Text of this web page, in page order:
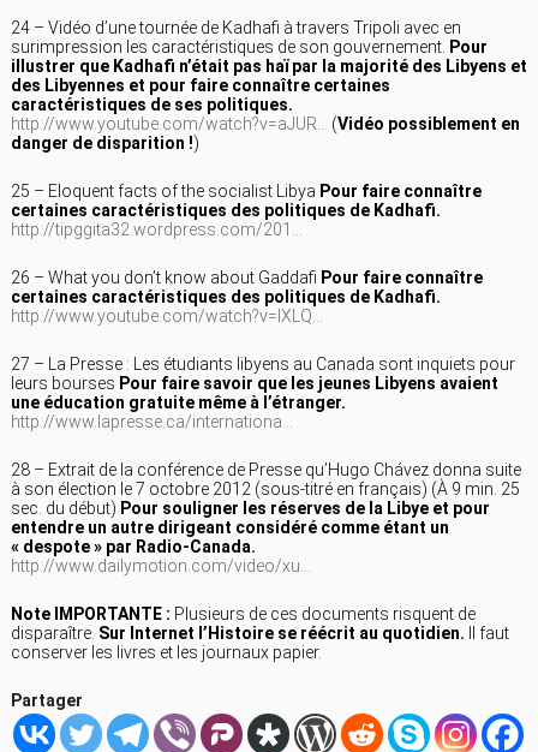
24 – Vidéo d’une tournée de Kadhafi à travers Tripoli avec en
surimpression les caractéristiques de son gouvernement. Pour
illustrer que Kadhafi n’était pas haï par la majorité des Libyens et
des Libyennes et pour faire connaître certaines
caractéristiques de ses politiques.
http://www.youtube.com/watch?v=aJUR…
(Vidéo possiblement en
danger de disparition !)
25 – Eloquent facts of the socialist Libya Pour faire connaître
certaines caractéristiques des politiques de Kadhafi.
http://tipggita32.wordpress.com/201…
26 – What you don’t know about Gaddafi Pour faire connaître
certaines caractéristiques des politiques de Kadhafi.
http://www.youtube.com/watch?v=lXLQ…
27 – La Presse : Les étudiants libyens au Canada sont inquiets pour
leurs bourses Pour faire savoir que les jeunes Libyens avaient
une éducation gratuite même à l’étranger.
http://www.lapresse.ca/internationa…
28 – Extrait de la conférence de Presse qu’Hugo Chávez donna suite
à son élection le 7 octobre 2012 (sous-titré en français) (À 9 min. 25
sec. du début) Pour souligner les réserves de la Libye et pour
entendre un autre dirigeant considéré comme étant un
« despote » par Radio-Canada.
http://www.dailymotion.com/video/xu…
Note IMPORTANTE : Plusieurs de ces documents risquent de
disparaître. Sur Internet l’Histoire se réécrit au quotidien. Il faut
conserver les livres et les journaux papier.
Partager